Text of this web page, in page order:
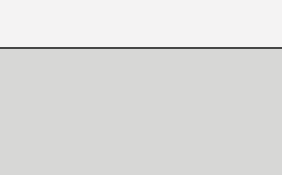
[LS] [PS5] Premiers